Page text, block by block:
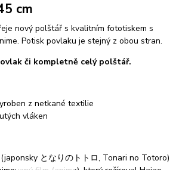
cm
nový polštář s kvalitním fototiskem s
Potisk povlaku je stejný z obou stran.
či kompletně celý polštář.
z netkané textilie
vláken
(japonsky となりのトトロ, Tonari no Totoro)